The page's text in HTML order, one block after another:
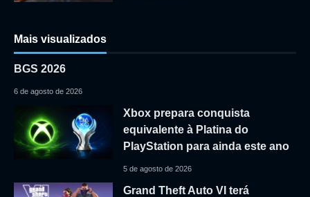
Mais visualizados
BGS 2026
6 de agosto de 2026
Xbox prepara conquista
equivalente à Platina do
PlayStation para ainda este ano
5 de agosto de 2026
Grand Theft Auto VI terá